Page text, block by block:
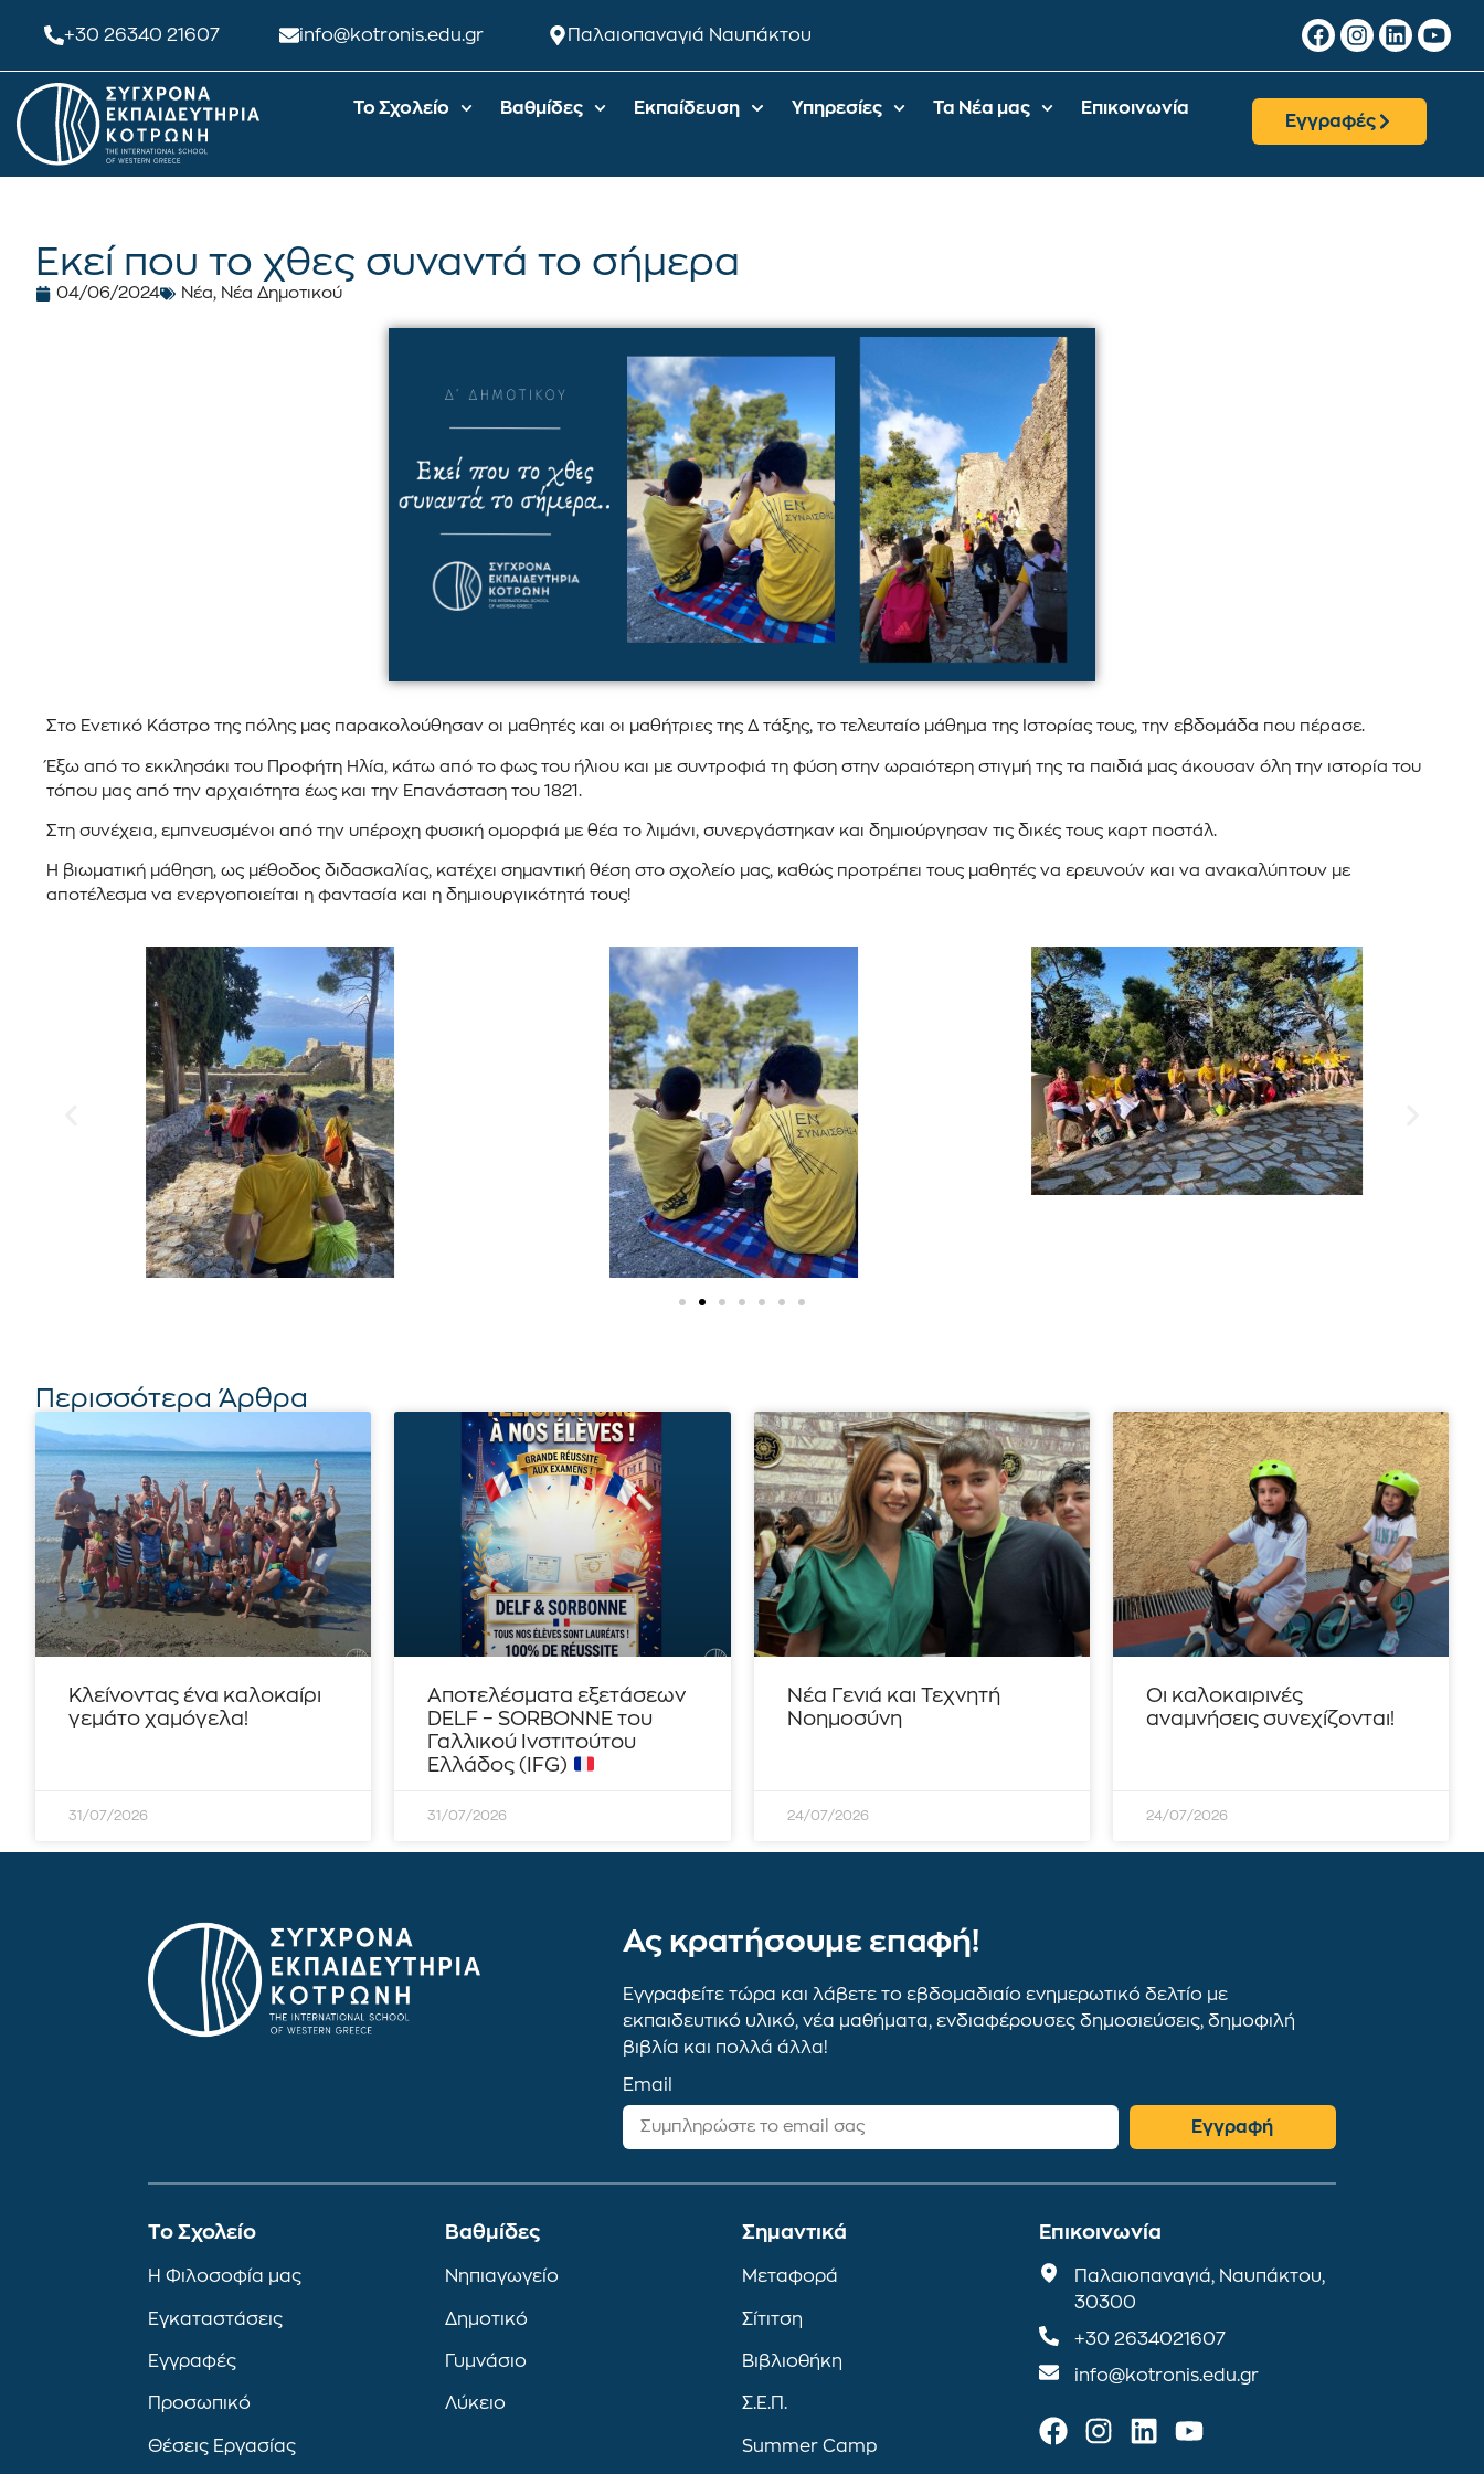
+30 26340 21607 info@kotronis.edu.gr Παλαιοπαναγιά Ναυπάκτου
Το Σχολείο Βαθμίδες Εκπαίδευση Υπηρεσίες Τα Νέα μας Επικοινωνία
Εγγραφές
Εκεί που το χθες συναντά το σήμερα
04/06/2024 Νέα, Νέα Δημοτικού
Στο Ενετικό Κάστρο της πόλης μας παρακολούθησαν οι μαθητές και οι μαθήτριες της Δ τάξης, το τελευταίο μάθημα της Ιστορίας τους, την εβδομάδα που πέρασε.
Έξω από το εκκλησάκι του Προφήτη Ηλία, κάτω από το φως του ήλιου και με συντροφιά τη φύση στην ωραιότερη στιγμή της τα παιδιά μας άκουσαν όλη την ιστορία του
τόπου μας από την αρχαιότητα έως και την Επανάσταση του 1821.
Στη συνέχεια, εμπνευσμένοι από την υπέροχη φυσική ομορφιά με θέα το λιμάνι, συνεργάστηκαν και δημιούργησαν τις δικές τους καρτ ποστάλ.
Η βιωματική μάθηση, ως μέθοδος διδασκαλίας, κατέχει σημαντική θέση στο σχολείο μας, καθώς προτρέπει τους μαθητές να ερευνούν και να ανακαλύπτουν με
αποτέλεσμα να ενεργοποιείται η φαντασία και η δημιουργικότητά τους!
Περισσότερα Άρθρα
Κλείνοντας ένα καλοκαίρι
γεμάτο χαμόγελα!
31/07/2026
Αποτελέσματα εξετάσεων
DELF – SORBONNE του
Γαλλικού Ινστιτούτου
Ελλάδος (IFG)
31/07/2026
Νέα Γενιά και Τεχνητή
Νοημοσύνη
24/07/2026
Οι καλοκαιρινές
αναμνήσεις συνεχίζονται!
24/07/2026
Ας κρατήσουμε επαφή!
Εγγραφείτε τώρα και λάβετε το εβδομαδιαίο ενημερωτικό δελτίο με
εκπαιδευτικό υλικό, νέα μαθήματα, ενδιαφέρουσες δημοσιεύσεις, δημοφιλή
βιβλία και πολλά άλλα!
Email
Εγγραφή
To Σχολείο
Η Φιλοσοφία μας
Εγκαταστάσεις
Εγγραφές
Προσωπικό
Θέσεις Εργασίας
Βαθμίδες
Νηπιαγωγείο
Δημοτικό
Γυμνάσιο
Λύκειο
Σημαντικά
Μεταφορά
Σίτιτση
Βιβλιοθήκη
Σ.Ε.Π.
Summer Camp
Επικοινωνία
Παλαιοπαναγιά, Ναυπάκτου,
30300
+30 2634021607
info@kotronis.edu.gr